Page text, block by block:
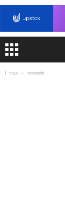
Home उत्तरकाशी